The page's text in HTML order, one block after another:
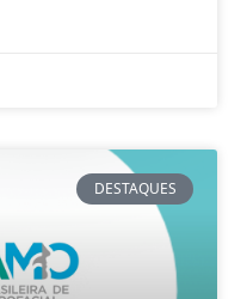
DESTAQUES